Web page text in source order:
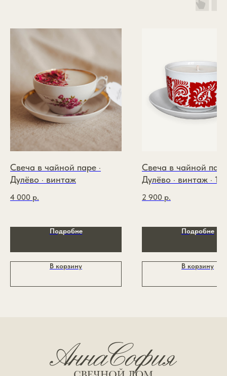
Свеча в чайной паре ·
Дулёво · винтаж
4 000 р.
Подробне
В корзину
Свеча в чайной
Дулёво · винтаж ·
2 900 р.
Подробне
В корзину
Покупателям
+7 985 334 1891
annasofia.mail@yandex.ru
Контакты
ИП Зайцева Виктория
Андреевна
ИНН: 110117977566
ОГРНИП: 326774600174426
*
на территории РФ
Разработка сайта
Подарочный сертификат
Коллекции
Каталог